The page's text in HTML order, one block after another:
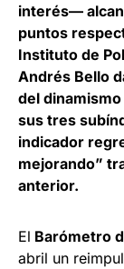
interés—
puntos
Instituto de
Andrés Bello
del
sus tres
indicador
mejorando”
anterior.
El Barómetro
abril un